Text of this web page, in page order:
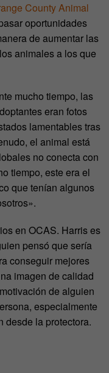
County Animal
oportunidades
de aumentar las
animales a los que
mucho tiempo, las
eran fotos
lamentables tras
el animal está
no conecta con
tiempo, este era el
que tenían algunos
en OCAS. Harris es
pensó que sería
conseguir mejores
imagen de calidad
de alguien
especialmente
desde la protectora.